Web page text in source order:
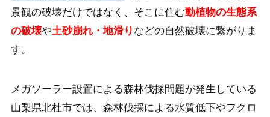
景観の破壊だけではなく、そこに住む動植物の生態系
の破壊や土砂崩れ・地滑り などの自然破壊に繋がりま
す。
メガソーラー設置による森林伐採問題が発生している
山梨県北杜市では、森林伐採による水質低下やフクロ